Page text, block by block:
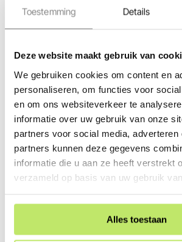
Toestemming Details
Deze website maakt gebruik van
We gebruiken cookies om content en
personaliseren, om functies voor
en om ons websiteverkeer te
informatie over uw gebruik van onze
partners voor social media, adverteren
partners kunnen deze gegevens
informatie die u aan ze heeft verstrekt
verzameld op basis van uw gebruik
Alles toestaan
Magneet
De Smart Flux Tone is naast Black ook
kleuren Stainless Steel en Pearl Grey
te combineren met de andere in-lite
dezelfde kleur. Bekijk ook het gehele
smartverlichting en bedien je
de in-lite app.
Voor het complete in-lite assortiment
andere handige accessoires van in-lite
buitenverlichting geheel naar wens